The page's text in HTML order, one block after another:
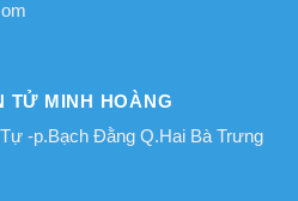
TỬ MINH HOÀNG
-p.Bạch Đằng Q.Hai Bà Trưng